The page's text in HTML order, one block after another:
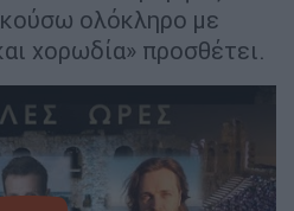
ολόκληρο με
χορωδία» προσθέτει.